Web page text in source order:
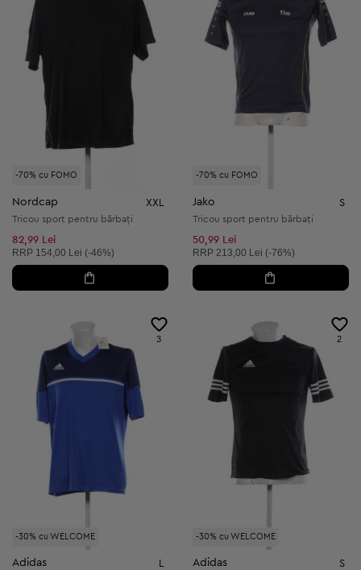
-70% cu FOMO
Nordcap XXL
Tricou sport pentru bărbați
82,99 Lei
Preț recomandat:
RRP 154,00 Lei (-46%)
-70% cu FOMO
Jako S
Tricou sport pentru bărbați
50,99 Lei
Preț recomandat:
RRP 213,00 Lei (-76%)
-30% cu WELCOME
3
Adidas
-30% cu WELCOME
2
Adidas S